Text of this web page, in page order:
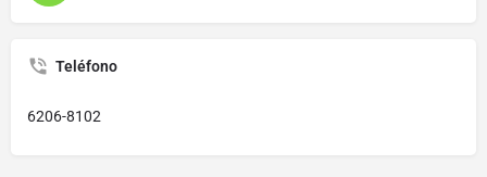
Teléfono
6206-8102